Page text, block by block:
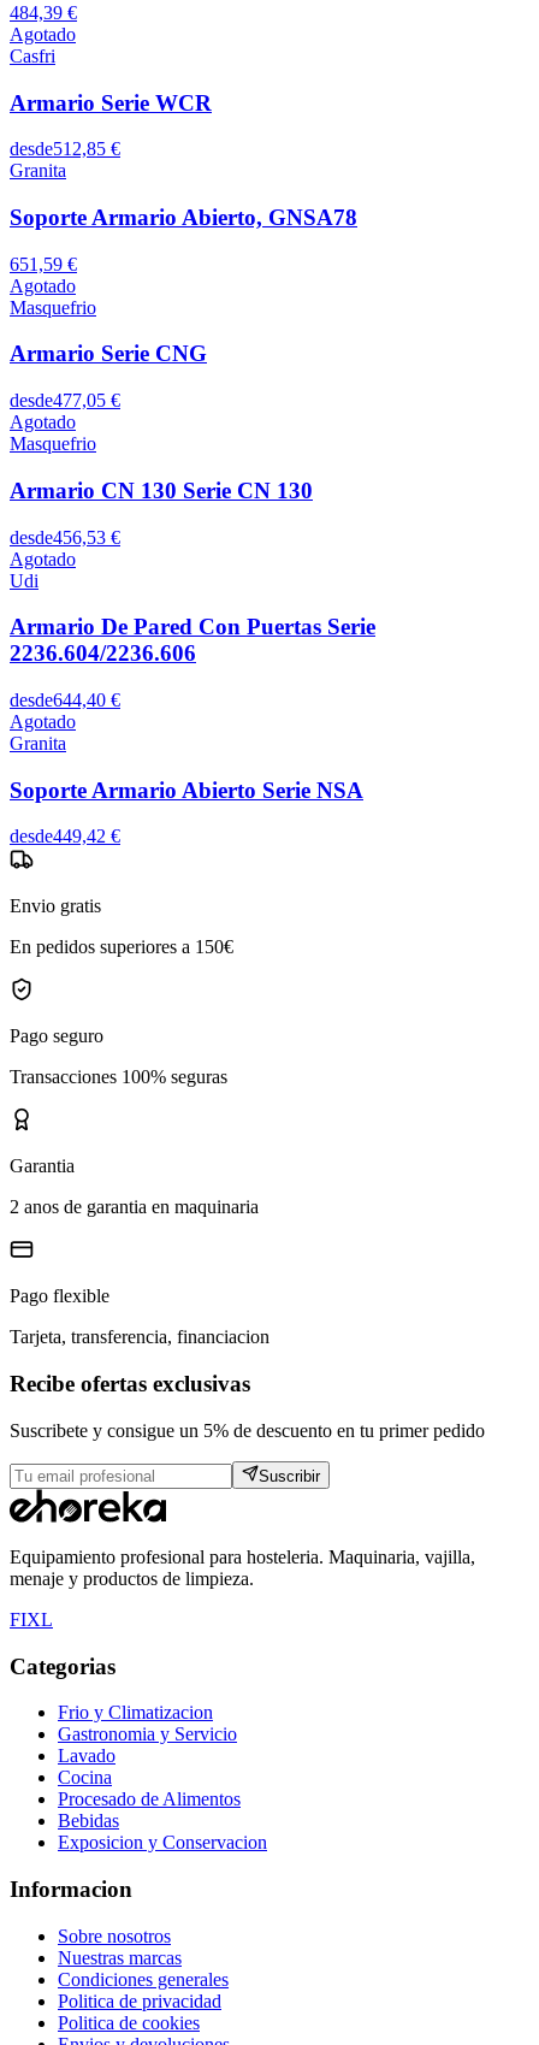
484,39 €
Agotado
Casfri
Armario Serie WCR
desde512,85 €
Granita
Soporte Armario Abierto, GNSA78
651,59 €
Agotado
Masquefrio
Armario Serie CNG
desde477,05 €
Agotado
Masquefrio
Armario CN 130 Serie CN 130
desde456,53 €
Agotado
Udi
Armario De Pared Con Puertas Serie
2236.604/2236.606
desde644,40 €
Agotado
Granita
Soporte Armario Abierto Serie NSA
desde449,42 €
Envio gratis
En pedidos superiores a 150€
Pago seguro
Transacciones 100% seguras
Garantia
2 anos de garantia en maquinaria
Pago flexible
Tarjeta, transferencia, financiacion
Recibe ofertas exclusivas
Suscribete y consigue un 5% de descuento en tu primer pedido
Suscribir
Equipamiento profesional para hosteleria. Maquinaria, vajilla,
menaje y productos de limpieza.
FIXL
Categorias
Frio y Climatizacion
Gastronomia y Servicio
Lavado
Cocina
Procesado de Alimentos
Bebidas
Exposicion y Conservacion
Informacion
Sobre nosotros
Nuestras marcas
Condiciones generales
Politica de privacidad
Politica de cookies